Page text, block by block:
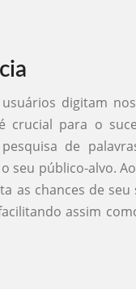
digitam
crucial para o
de
seu público-alvo.
as chances de
assim